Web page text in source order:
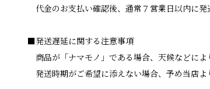
代金のお支払い確認後、通常７営業日以内に発
■発送遅延に関する注意事項
商品が「ナマモノ」である場合、天候などによ
発送時期がご希望に添えない場合、予め当店よ